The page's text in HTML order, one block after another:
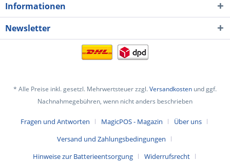
Informationen
Newsletter
* Alle Preise inkl. gesetzl. Mehrwertsteuer zzgl.Versandkosten und ggf.
Nachnahmegebühren, wenn nicht anders beschrieben
Fragen und Antworten MagicPOS - Magazin
Über uns
Versand und Zahlungsbedingungen
Hinweise zur Batterieentsorgung
Widerrufsrecht